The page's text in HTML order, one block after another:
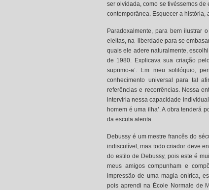
ser olvidada, como se tivéssemos
contemporânea. Esquecer a história,
Paradoxalmente, para bem ilustrar o
eleitas, na liberdade para se
quais ele adere naturalmente,
de 1980. Explicava sua criação
suprimo-a’. Em meu solilóquio,
conhecimento universal para tal
referências e recorrências. Nossa
interviria nessa capacidade
homem é uma ilha’. A obra tenderá
da escuta atenta.
Debussy é um mestre francês do
indiscutível, mas todo criador deve
do estilo de Debussy, pois este é
meus amigos compunham e
impressão de uma magia onírica,
pois aprendi na École Normale de